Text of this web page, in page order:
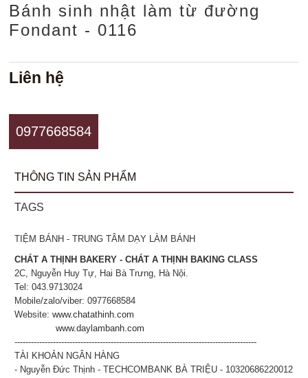
Bánh sinh nhật làm từ đường
Fondant - 0116
Liên hệ
0977668584
THÔNG TIN SẢN PHẨM
TAGS
TIỆM BÁNH - TRUNG TÂM DẠY LÀM BÁNH
CHÁT A THỊNH BAKERY - CHÁT A THỊNH BAKING CLASS
2C, Nguyễn Huy Tự, Hai Bà Trưng, Hà Nội.
Tel: 043.9713024
Mobile/zalo/viber: 0977668584
Website:www.chatathinh.com
www.daylambanh.com
----------------------------------------------------------------------------------------
TÀI KHOẢN NGÂN HÀNG
- Nguyễn Đức Thịnh - TECHCOMBANK BÀ TRIỆU - 10320686220012